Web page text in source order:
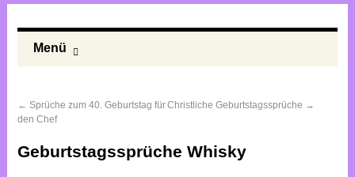
Menü
← Sprüche zum 40. Geburtstag für
den Chef
Christliche Geburtstagssprüche →
Geburtstagssprüche Whisky